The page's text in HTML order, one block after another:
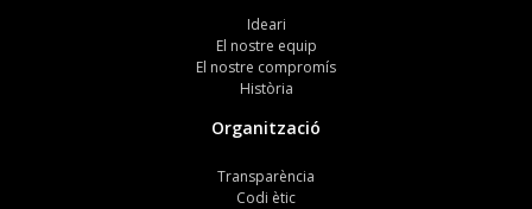
Ideari
El nostre equip
El nostre compromís
Història
Organització
Transparència
Codi ètic